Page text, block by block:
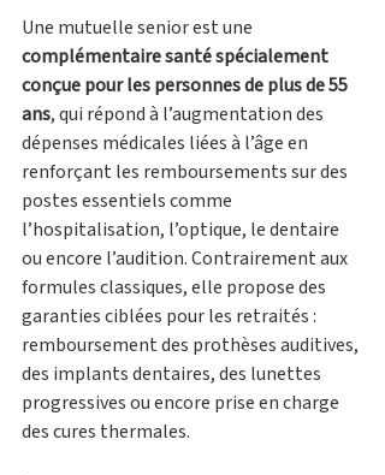
Une mutuelle senior est une
complémentaire santé spécialement
conçue pour les personnes de plus de 55
ans, qui répond à l’augmentation des
dépenses médicales liées à l’âge en
renforçant les remboursements sur des
postes essentiels comme
l’hospitalisation, l’optique, le dentaire
ou encore l’audition. Contrairement aux
formules classiques, elle propose des
garanties ciblées pour les retraités :
remboursement des prothèses auditives,
des implants dentaires, des lunettes
progressives ou encore prise en charge
des cures thermales.